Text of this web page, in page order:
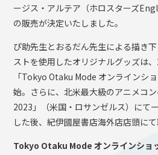
ージス・アルテア（ホロスターズ
の販売が決定いたしました。
ぴ助先生とおるだん先生による描き
ストを使用したオリジナルグッズは
「Tokyo Otaku Mode オンラインシ
始。さらに、北⽶最⼤級のアニメコ
2023」（⽶国・ロサンゼルス）にて
した後、紀伊國屋書店海外店店頭にて
Tokyo Otaku Mode オンラインショ